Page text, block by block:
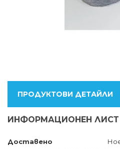
ПРОДУКТОВИ ДЕТАЙЛИ
ИНФОРМАЦИОНЕН ЛИСТ
Доставено